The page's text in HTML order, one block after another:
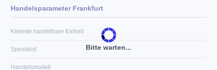
Bitte warten...
Handelsparameter Frankfurt
Kleinste handelbare Einheit
Spezialist
Handelsmodell